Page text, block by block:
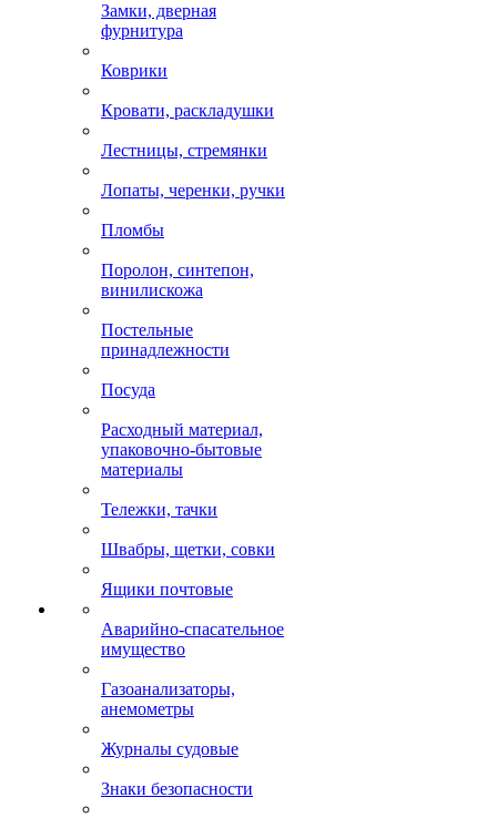
Замки, дверная
фурнитура
Коврики
Кровати, раскладушки
Лестницы, стремянки
Лопаты, черенки, ручки
Пломбы
Поролон, синтепон,
винилискожа
Постельные
принадлежности
Посуда
Расходный материал,
упаковочно-бытовые
материалы
Тележки, тачки
Швабры, щетки, совки
Ящики почтовые
Аварийно-спасательное
имущество
Газоанализаторы,
анемометры
Журналы судовые
Знаки безопасности